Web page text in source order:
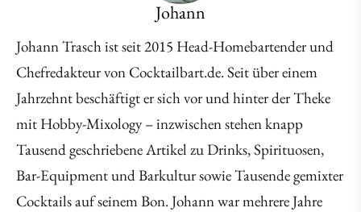
Johann
Johann Trasch ist seit 2015 Head-Homebartender und
Chefredakteur von Cocktailbart.de. Seit über einem
Jahrzehnt beschäftigt er sich vor und hinter der Theke
mit Hobby-Mixology – inzwischen stehen knapp
Tausend geschriebene Artikel zu Drinks, Spirituosen,
Bar-Equipment und Barkultur sowie Tausende gemixter
Cocktails auf seinem Bon. Johann war mehrere Jahre